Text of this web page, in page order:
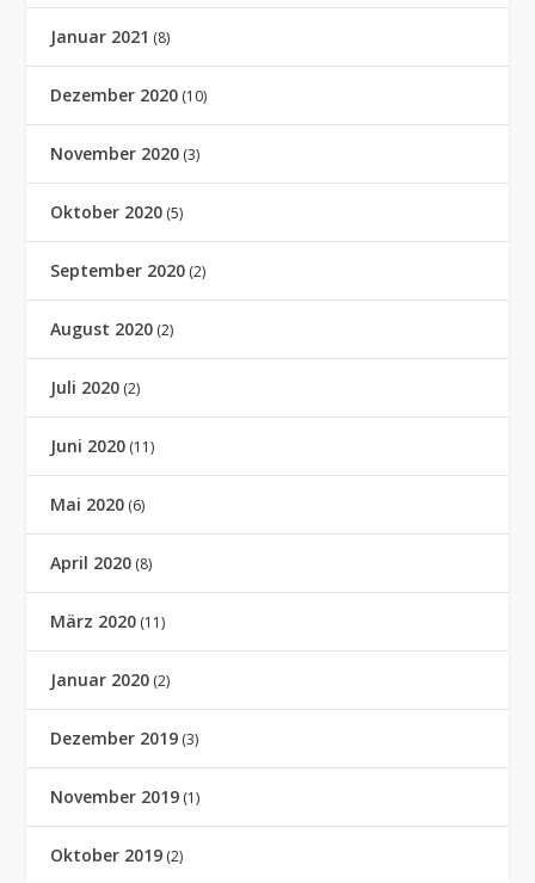
Januar 2021 (8)
Dezember 2020 (10)
November 2020 (3)
Oktober 2020 (5)
September 2020 (2)
August 2020 (2)
Juli 2020 (2)
Juni 2020 (11)
Mai 2020 (6)
April 2020 (8)
März 2020 (11)
Januar 2020 (2)
Dezember 2019 (3)
November 2019 (1)
Oktober 2019 (2)